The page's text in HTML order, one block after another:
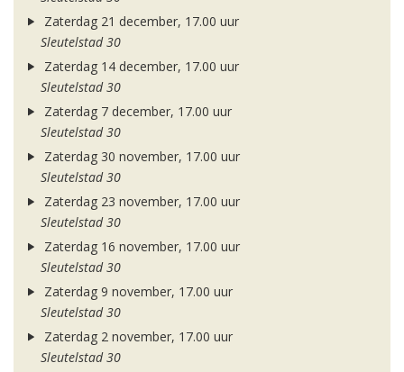
Zaterdag 21 december, 17.00 uur
Sleutelstad 30
Zaterdag 14 december, 17.00 uur
Sleutelstad 30
Zaterdag 7 december, 17.00 uur
Sleutelstad 30
Zaterdag 30 november, 17.00 uur
Sleutelstad 30
Zaterdag 23 november, 17.00 uur
Sleutelstad 30
Zaterdag 16 november, 17.00 uur
Sleutelstad 30
Zaterdag 9 november, 17.00 uur
Sleutelstad 30
Zaterdag 2 november, 17.00 uur
Sleutelstad 30